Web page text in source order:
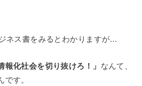
ネス書をみるとわかりますが…
報化社会を切り抜けろ！」 なんて、
です。